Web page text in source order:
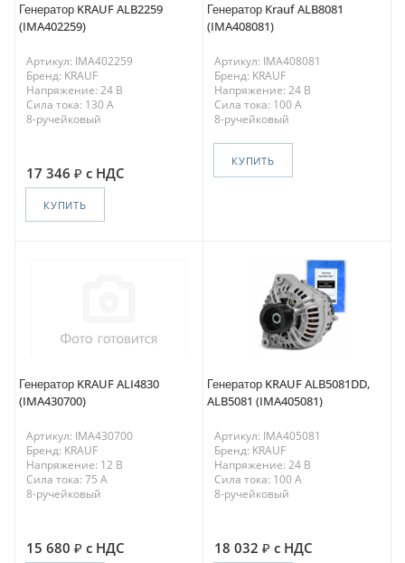
Генератор KRAUF ALB2259
(IMA402259)
Артикул: IMA402259
Бренд: KRAUF
Напряжение: 24 В
Сила тока: 130 A
8-ручейковый
17 346 с НДС
КУПИТЬ
Генератор Krauf ALB8081
(IMA408081)
Артикул: IMA408081
Бренд: KRAUF
Напряжение: 24 В
Сила тока: 100 A
8-ручейковый
КУПИТЬ
Генератор KRAUF ALI4830
(IMA430700)
Артикул: IMA430700
Бренд: KRAUF
Напряжение: 12 В
Сила тока: 75 A
8-ручейковый
15 680 с НДС
Генератор KRAUF ALB5081DD,
ALB5081 (IMA405081)
Артикул: IMA405081
Бренд: KRAUF
Напряжение: 24 В
Сила тока: 100 A
8-ручейковый
18 032 с НДС